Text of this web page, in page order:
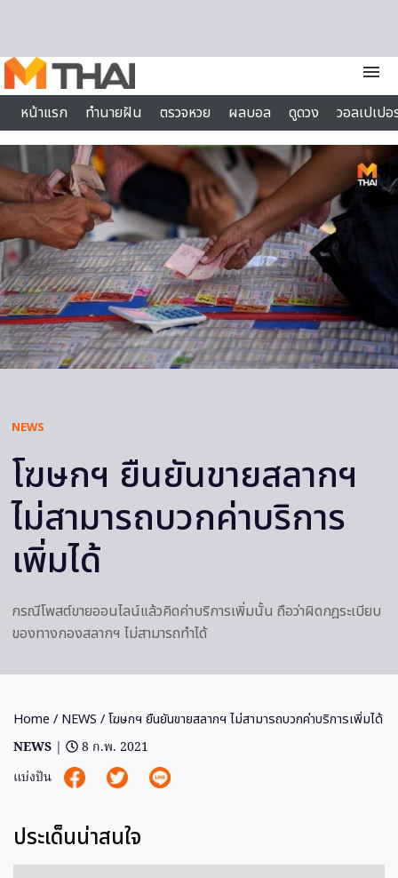
menu
หน้าแรก
ทำนายฝัน ตรวจหวย ผลบอล ดูดวง
วอลเปเป
ไลฟ์สไตล์
NEWS
โฆษกฯ ยืนยันขายสลากฯ
ไม่สามารถบวกค่าบริการ
เพิ่มได้
กรณีโพสต์ขายออนไลน์แล้วคิดค่าบริการเพิ่มนั้น ถือว่าผิดกฎระเบียบ
ของทางกองสลากฯ ไม่สามารถทำได้
Home / NEWS / โฆษกฯ ยืนยันขายสลากฯ ไม่สามารถบวกค่าบริการเพิ่มได้
NEWS |
8 ก.พ. 2021
แบ่งปัน
ประเด็นน่าสนใจ